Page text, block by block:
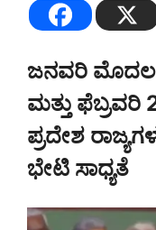
ಜನವರಿ ಮೊದಲ
ಮತ್ತು ಫೆಬ್ರವರಿ
ಪ್ರದೇಶ
ಭೇಟಿ ಸಾಧ್ಯತೆ